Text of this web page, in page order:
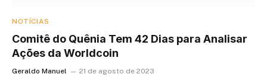
NOTÍCIAS
Comitê do Quênia Tem 42 Dias para Analisar
Ações da Worldcoin
Geraldo Manuel 21 de agosto de 2023